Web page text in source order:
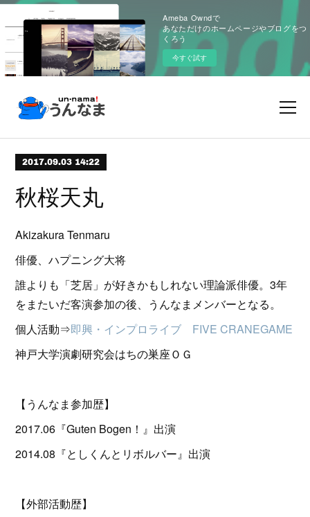
Ameba Owndで
あなただけのホームページやブログをつ
くろう
今すぐ試す
2017.09.03 14:22
秋桜天丸
Akizakura Tenmaru
俳優、ハプニング大将
誰よりも「芝居」が好きかもしれない理論派俳優。3年
をまたいだ客演参加の後、うんなまメンバーとなる。
個人活動⇒即興・インプロライブ FIVE CRANEGAME
神戸大学演劇研究会はちの巣座ＯＧ
【うんなま参加歴】
2017.06『Guten Bogen！』出演
2014.08『としくんとリボルバー』出演
【外部活動歴】